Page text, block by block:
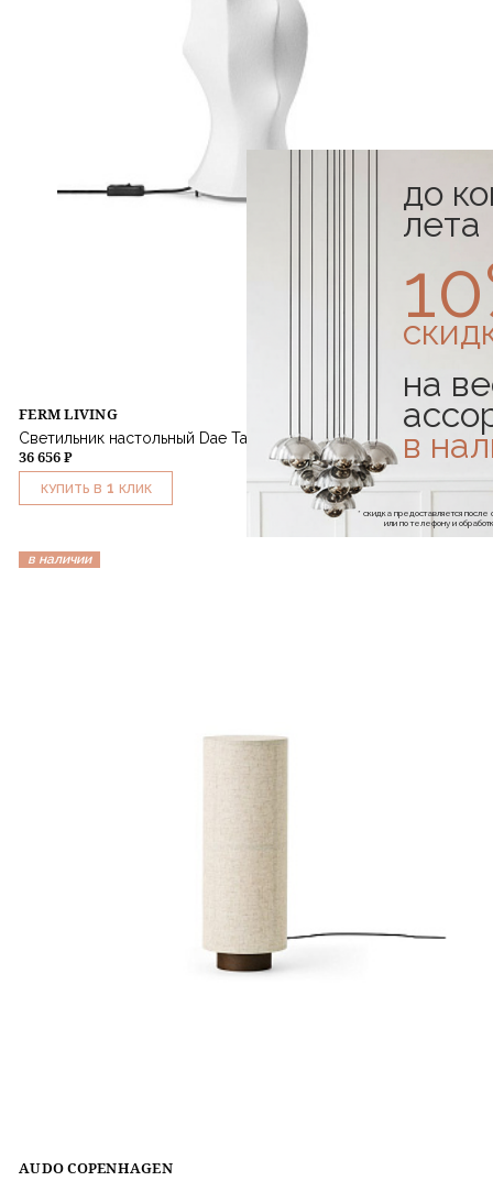
FERM LIVING
Светильник настольный Dae Table Lamp White
36 656 ₽
КУПИТЬ В 1 КЛИК
в наличии
AUDO COPENHAGEN
до
лета
на
в
* скидка предоставляется
или по телефону и